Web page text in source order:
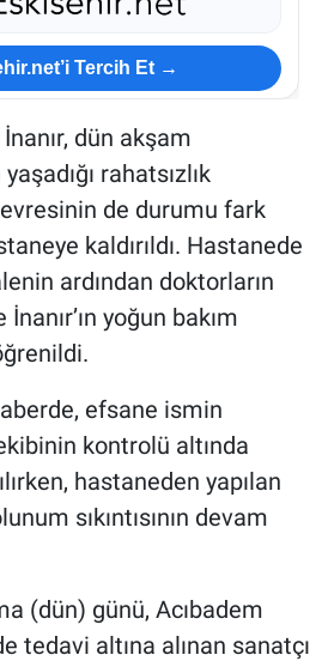
Tercih Et →
dün akşam
rahatsızlık
de durumu fark
kaldırıldı. Hastanede
ardından doktorların
yoğun bakım
efsane ismin
kontrolü altında
hastaneden yapılan
sıkıntısının devam
(dün) günü, Acıbadem
tedavi altına alınan sanatçı